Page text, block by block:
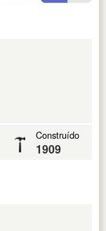
Construído
1909